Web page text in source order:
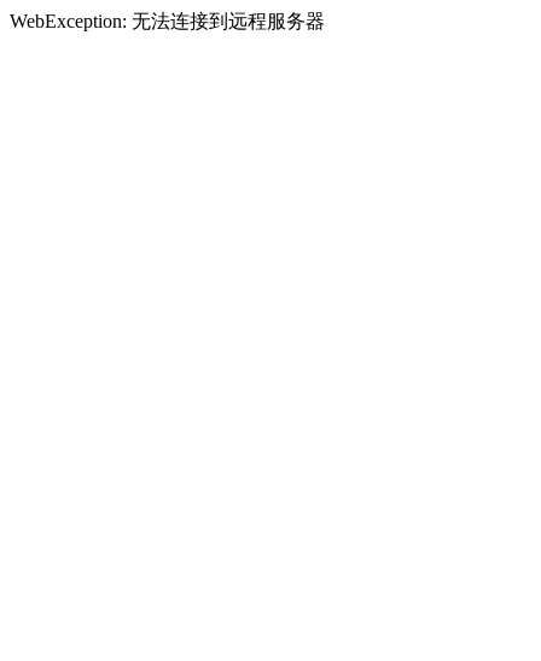
WebException: 无法连接到远程服务器